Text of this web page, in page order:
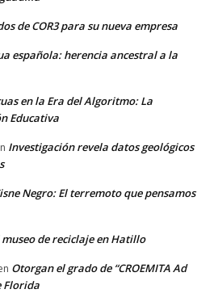
de COR3 para su nueva empresa
española: herencia ancestral a la
en la Era del Algoritmo: La
Educativa
Investigación revela datos geológicos
Negro: El terremoto que pensamos
de reciclaje en Hatillo
Otorgan el grado de “CROEMITA Ad
Florida